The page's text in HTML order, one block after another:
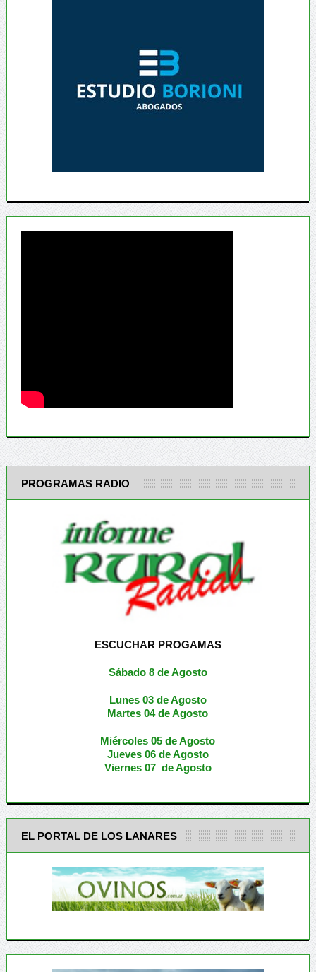
PROGRAMAS RADIO
ESCUCHAR PROGAMAS
Sábado 8 de Agosto
Lunes 03 de Agosto
Martes 04 de Agosto
Miércoles 05 deAgosto
Jueves 06 de Agosto
Viernes 07 de Agosto
EL PORTAL DE LOS LANARES